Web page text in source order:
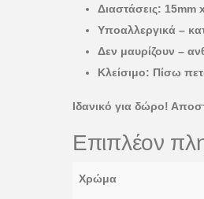
Διαστάσεις: 15mm
Υποαλλεργικά –
Δεν μαυρίζουν –
Κλείσιμο: Πίσω
Ιδανικό για δώρο!
Επιπλέον
Χρώμα